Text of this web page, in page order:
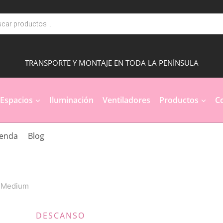
TRANSPORTE Y MONTAJE EN TODA LA PENÍNSULA
Espacios Iluminación Ventiladores Productos
Blog
DESCANSO